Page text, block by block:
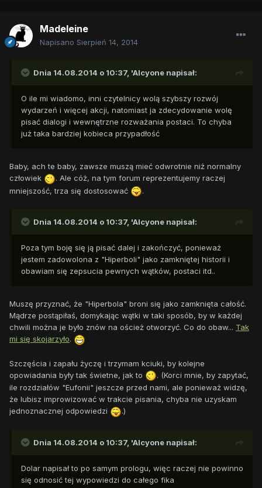
Madeleine
Napisano Sierpień 14, 2014
Dnia 14.08.2014 o 10:37, 'Alcyone napisał:
O ile mi wiadomo, inni czytelnicy wolą szybszy rozwój
wydarzeń i więcej akcji, natomiast ja zdecydowanie wolę
pisać dialogi i wewnętrzne rozważania postaci. To chyba
już taka bardziej kobieca przypadłość
Baby, ach te baby, zawsze muszą mieć odwrotnie niż normalny
człowiek
. Ale cóż, na tym forum reprezentujemy raczej
mniejszość, trza się dostosować
.
Dnia 14.08.2014 o 10:37, 'Alcyone napisał:
Poza tym boję się ją pisać dalej i zakończyć, ponieważ
jestem zadowolona z "Hiperboli" jako zamkniętej historii i
obawiam się zepsucia pewnych wątków, postaci itd..
Muszę przyznać, że "Hiperbola" broni się jako zamknięta całość.
Mądrze postąpiłaś, domykając wątki w taki sposób, by w każdej
chwili można je było znów na oścież otworzyć. Co do obaw... Tak
mi się skojarzyło.
Szczęścia i zapału życzę i trzymam kciuki, by kolejne
opowiadania były tak świetne, jak to
. (Korci mnie, by zapytać,
ile rozdziałów "Eufonii" jeszcze przed nami, ale ponieważ widzę,
że lubisz improwizować w trakcie pisania, chyba nie uzyskam
jednoznacznej odpowiedzi
.)
Dnia 14.08.2014 o 10:37, 'Alcyone napisał:
Dolar napisał to po samym prologu, więc raczej nie powinno
się odnosić tej wypowiedzi do całego fika